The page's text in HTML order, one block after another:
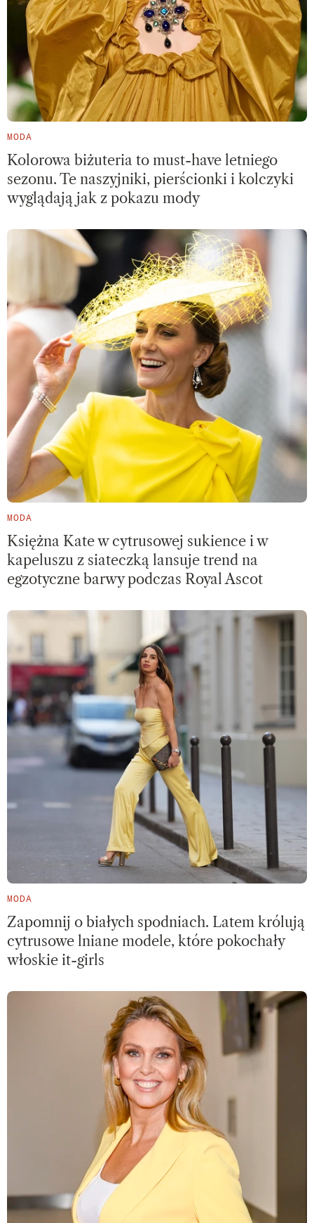
MODA
Kolorowa biżuteria to must-have letniego
sezonu. Te naszyjniki, pierścionki i kolczyki
wyglądają jak z pokazu mody
MODA
Księżna Kate w cytrusowej sukience i w
kapeluszu z siateczką lansuje trend na
egzotyczne barwy podczas Royal Ascot
MODA
Zapomnij o białych spodniach. Latem królują
cytrusowe lniane modele, które pokochały
włoskie it-girls